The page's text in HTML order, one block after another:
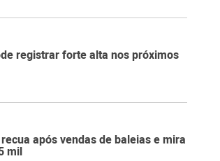
registrar forte alta nos próximos
após vendas de baleias e mira
mil